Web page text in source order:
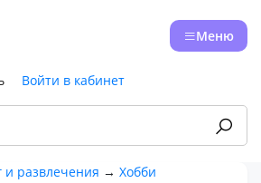
Меню
Войти в кабинет
и развлечения → Хобби